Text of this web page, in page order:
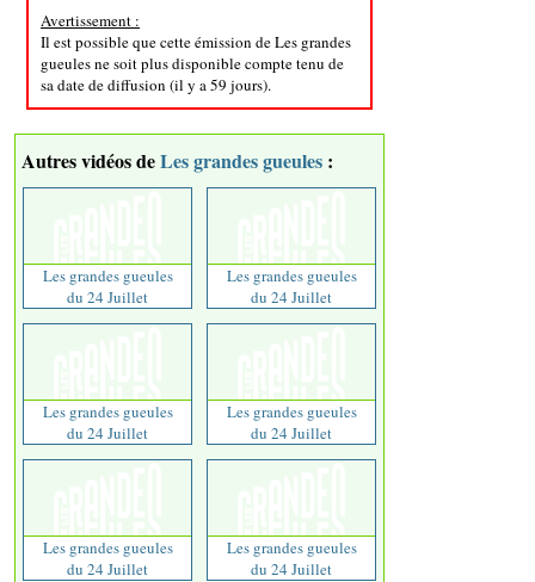
Avertissement :
Il est possible que cette émission de Les grandes
gueules ne soit plus disponible compte tenu de
sa date de diffusion (il y a 59 jours).
Autres vidéos deLes grandes gueules :
Les grandes gueules
du 24 Juillet
Les grandes gueules
du 24 Juillet
Les grandes gueules
du 24 Juillet
Les grandes gueules
du 24 Juillet
Les grandes gueules
du 24 Juillet
Les grandes gueules
du 24 Juillet